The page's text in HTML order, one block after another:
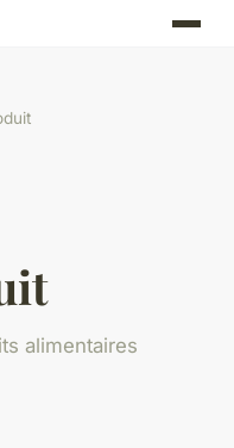
alimentaires